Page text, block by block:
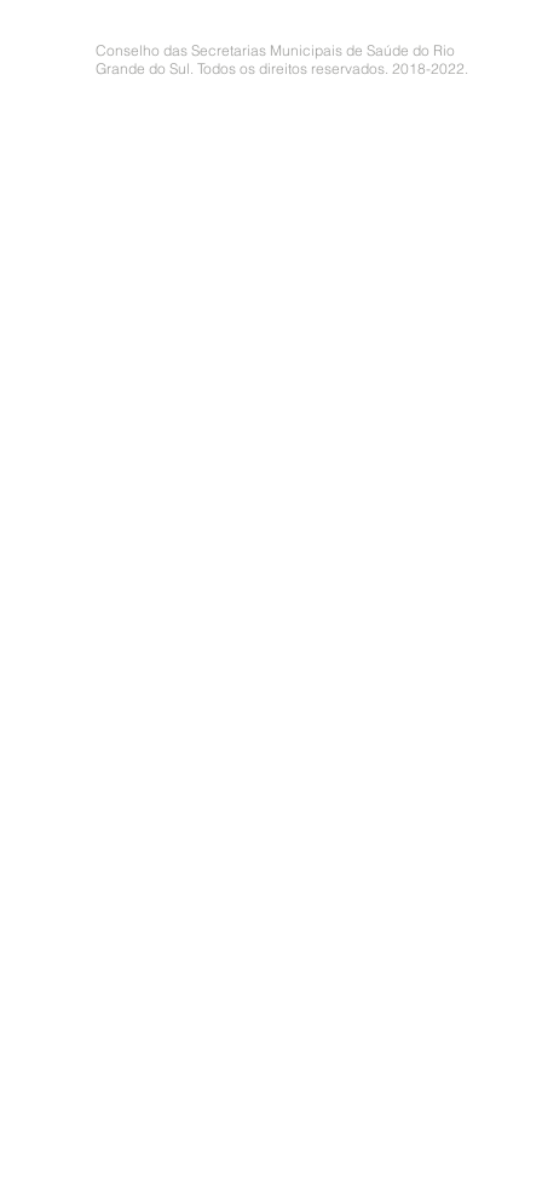
Conselho das Secretarias Municipais de Saúde do Rio
Grande do Sul. Todos os direitos reservados. 2018-2022.